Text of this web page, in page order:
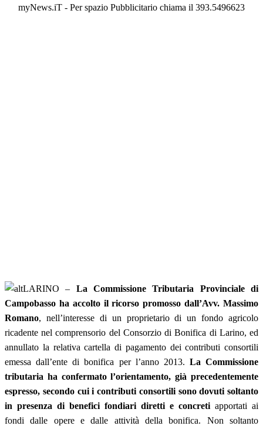
myNews.iT - Per spazio Pubblicitario chiama il 393.5496623
LARINO – La Commissione Tributaria Provinciale di
Campobasso ha accolto il ricorso promosso dall’Avv. Massimo
Romano, nell’interesse di un proprietario di un fondo agricolo
ricadente nel comprensorio del Consorzio di Bonifica di Larino, ed
annullato la relativa cartella di pagamento dei contributi consortili
emessa dall’ente di bonifica per l’anno 2013. La Commissione
tributaria ha confermato l’orientamento, già precedentemente
espresso, secondo cui i contributi consortili sono dovuti soltanto
in presenza di benefici fondiari diretti e concreti apportati ai
fondi dalle opere e dalle attività della bonifica. Non soltanto